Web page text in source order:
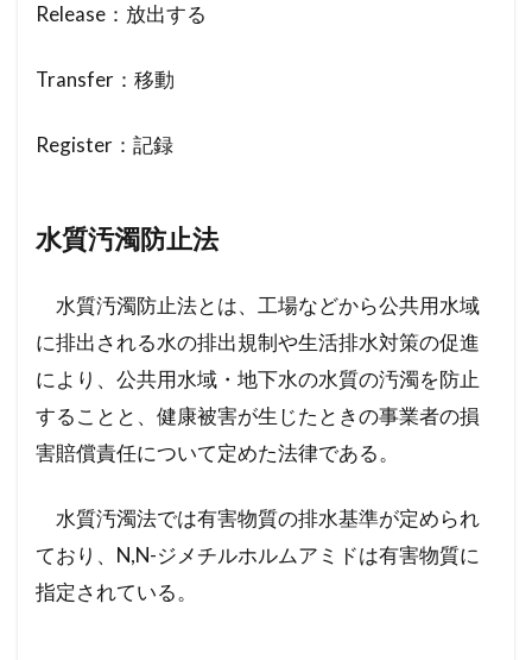
Release：放出する
Transfer：移動
Register：記録
水質汚濁防止法
水質汚濁防止法とは、工場などから公共用水域
に排出される水の排出規制や生活排水対策の促進
により、公共用水域・地下水の水質の汚濁を防止
することと、健康被害が生じたときの事業者の損
害賠償責任について定めた法律である。
水質汚濁法では有害物質の排水基準が定められ
ており、N,N-ジメチルホルムアミドは有害物質に
指定されている。